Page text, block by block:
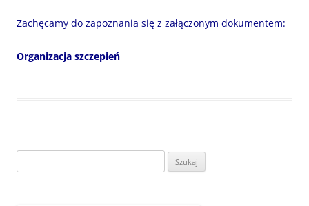
Zachęcamy do zapoznania się z załączonym dokumentem:
Organizacja szczepień